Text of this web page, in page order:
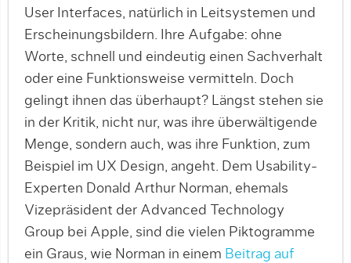
User Interfaces, natürlich in Leitsystemen und
Erscheinungsbildern. Ihre Aufgabe: ohne
Worte, schnell und eindeutig einen Sachverhalt
oder eine Funktionsweise vermitteln. Doch
gelingt ihnen das überhaupt? Längst stehen sie
in der Kritik, nicht nur, was ihre überwältigende
Menge, sondern auch, was ihre Funktion, zum
Beispiel im UX Design, angeht. Dem Usability-
Experten Donald Arthur Norman, ehemals
Vizepräsident der Advanced Technology
Group bei Apple, sind die vielen Piktogramme
ein Graus, wie Norman in einem Beitrag auf